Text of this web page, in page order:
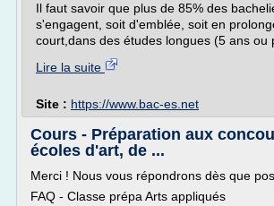
Il faut savoir que plus de 85% des
s'engagent, soit d'emblée, soit en
court,dans des études longues (5 ans ou
Lire la suite
Site : https://www.bac-es.net
Cours - Préparation aux
écoles d'art, de ...
Merci ! Nous vous répondrons dès que
FAQ - Classe prépa Arts appliqués